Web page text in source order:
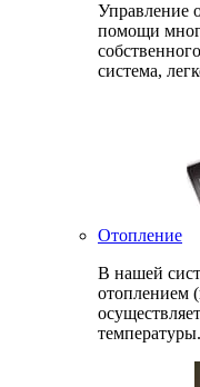
Управление
помощи
система,
Отопление
В нашей
отоплением
температуры.